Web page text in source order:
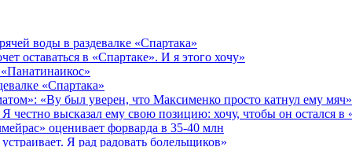
воды в раздевалке «Спартака»
оставаться в «Спартаке». И я этого хочу»
«Спартака»
«Ву был уверен, что Максименко просто катнул ему мяч»
высказал ему свою позицию: хочу, чтобы он остался в
оценивает форварда в 35-40 млн
Я рад радовать болельщиков»